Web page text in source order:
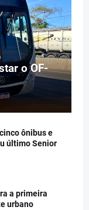
o OF-
ônibus e
último Senior
a primeira
urbano